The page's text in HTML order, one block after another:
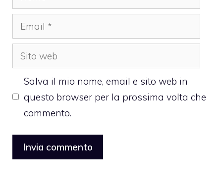
Email
Sito
web
Salva il mio nome, email e sito web in
questo browser per la prossima volta che
commento.